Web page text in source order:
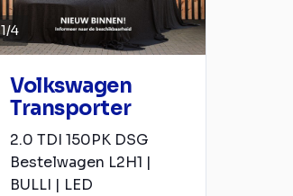
1/4
Volkswagen
Transporter
2.0 TDI 150PK DSG
Bestelwagen L2H1 |
BULLI | LED